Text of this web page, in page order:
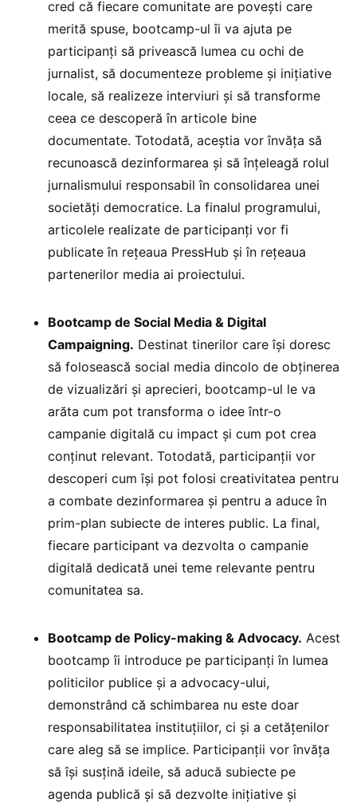
cred că fiecare comunitate are povești care
merită spuse, bootcamp-ul îi va ajuta pe
participanți să privească lumea cu ochi de
jurnalist, să documenteze probleme și inițiative
locale, să realizeze interviuri și să transforme
ceea ce descoperă în articole bine
documentate. Totodată, aceștia vor învăța să
recunoască dezinformarea și să înțeleagă rolul
jurnalismului responsabil în consolidarea unei
societăți democratice. La finalul programului,
articolele realizate de participanți vor fi
publicate în rețeaua PressHub și în rețeaua
partenerilor media ai proiectului.
Bootcamp de Social Media & Digital
Campaigning. Destinat tinerilor care își doresc
să folosească social media dincolo de obținerea
de vizualizări și aprecieri, bootcamp-ul le va
arăta cum pot transforma o idee într-o
campanie digitală cu impact și cum pot crea
conținut relevant. Totodată, participanții vor
descoperi cum își pot folosi creativitatea pentru
a combate dezinformarea și pentru a aduce în
prim-plan subiecte de interes public. La final,
fiecare participant va dezvolta o campanie
digitală dedicată unei teme relevante pentru
comunitatea sa.
Bootcamp de Policy-making & Advocacy. Acest
bootcamp îi introduce pe participanți în lumea
politicilor publice și a advocacy-ului,
demonstrând că schimbarea nu este doar
responsabilitatea instituțiilor, ci și a cetățenilor
care aleg să se implice. Participanții vor învăța
să își susțină ideile, să aducă subiecte pe
agenda publică și să dezvolte inițiative și